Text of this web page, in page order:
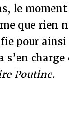
le
que rien
pour ainsi
s’en
Poutine.